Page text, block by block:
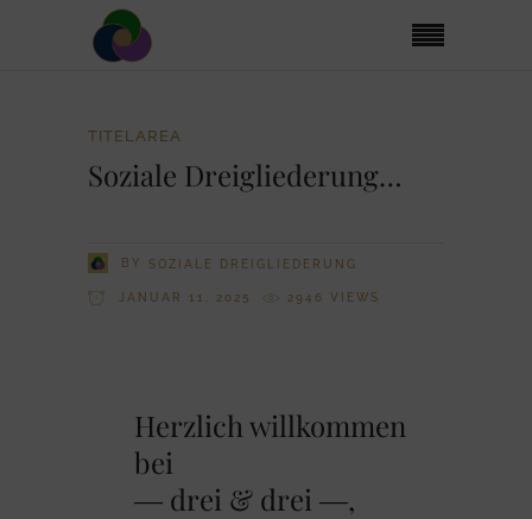
TITELAREA
Soziale Dreigliederung…
BY SOZIALE DREIGLIEDERUNG
JANUAR 11, 2025 2946 VIEWS
Herzlich willkommen
bei
― drei & drei ―,